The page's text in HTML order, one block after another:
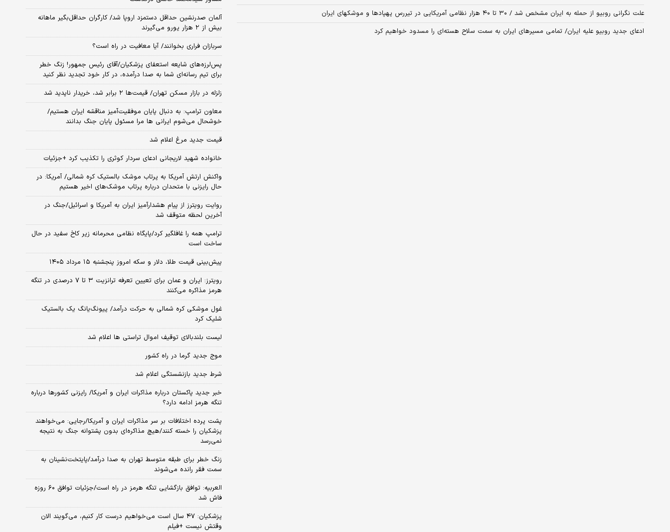
علت نگرانی روبیو از حمله به ایران مشخص شد / ۳۰ تا ۴۰ هزار نظامی آمریکایی در تیررس پهپادها و موشکهای ایران
ادعای جدید روبیو علیه ایران/ تمامی مسیرهای ایران به سمت سلاح هسته‌ای را مسدود خواهیم کرد
آلمان صدرنشین حداقل دستمزد اروپا شد/ کارگران حداقل‌بگیر ماهانه
بیش از ۲ هزار یورو می‌گیرند
سربازان فراری بخوانند/ آیا معافیت در راه است؟
پس‌لرزه‌های شایعه استعفای پزشکیان/آقای رئیس جمهور! زنگ خطر
برای تیم رسانه‌ای شما به صدا درآمده، در کار خود تجدید نظر کنید
زلزله در بازار مسکن تهران/ قیمت‌ها ۲ برابر شد، خریدار ناپدید شد
معاون ترامپ: به دنبال پایان موفقیت‌آمیز مناقشه ایران هستیم/
خوشحال می‌شوم ایرانی ها مرا مسئول پایان جنگ بدانند
قیمت جدید مرغ اعلام شد
خانواده شهید لاریجانی ادعای سردار کوثری را تکذیب کرد +جزئیات
واکنش ارتش آمریکا به پرتاب موشک بالستیک کره شمالی/ آمریکا: در
حال رایزنی با متحدان درباره پرتاب موشک‌های اخیر هستیم
روایت رویترز از پیام هشدارآمیز ایران به آمریکا و اسرائیل/جنگ در
آخرین لحظه متوقف شد
ترامپ همه را غافلگیر کرد/پایگاه نظامی محرمانه زیر کاخ سفید در حال
ساخت است
پیش‌بینی قیمت طلا، دلار و سکه امروز پنجشنبه ۱۵ مرداد ۱۴۰۵
رویترز: ایران و عمان برای تعیین تعرفه ترانزیت ۳ تا ۷ درصدی در تنگه
هرمز مذاکره می‌کنند
غول موشکی کره شمالی به حرکت درآمد/ پیونگ‌یانگ یک بالستیک
شلیک کرد
لیست بلندبالای توقیف اموال تراستی ها اعلام شد
موج جدید گرما در راه کشور
شرط جدید بازنشستگی اعلام شد
خبر جدید پاکستان درباره مذاکرات ایران و آمریکا/ رایزنی کشورها درباره
تنگه هرمز ادامه دارد؟
پشت پرده اختلافات بر سر مذاکرات ایران و آمریکا/رجایی: می‌خواهند
پزشکیان را خسته کنند/هیچ مذاکره‌ای بدون پشتوانه جنگ به نتیجه
نمی‌رسد
زنگ خطر برای طبقه متوسط تهران به صدا درآمد/پایتخت‌نشینان به
سمت فقر رانده می‌شوند
العربیه: توافق بازگشایی تنگه هرمز در راه است/جزئیات توافق ۶۰ روزه
فاش شد
پزشکیان: ۴۷ سال است می‌خواهیم درست کار کنیم، می‌گویند الان
وقتش نیست +فیلم